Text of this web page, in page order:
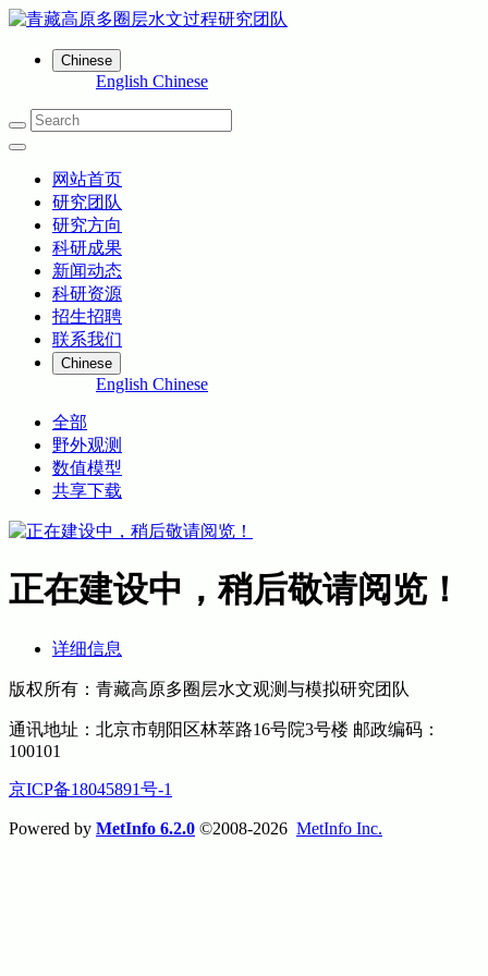
Chinese
English Chinese
网站首页
研究团队
研究方向
科研成果
新闻动态
科研资源
招生招聘
联系我们
Chinese
English Chinese
全部
野外观测
数值模型
共享下载
正在建设中，稍后敬请阅览！
详细信息
版权所有：青藏高原多圈层水文观测与模拟研究团队
通讯地址：北京市朝阳区林萃路16号院3号楼 邮政编码：
100101
京ICP备18045891号-1
Powered by MetInfo 6.2.0 ©2008-2026 MetInfo Inc.